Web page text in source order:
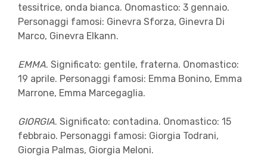
tessitrice, onda bianca. Onomastico: 3 gennaio.
Personaggi famosi: Ginevra Sforza, Ginevra Di
Marco, Ginevra Elkann.
EMMA. Significato: gentile, fraterna. Onomastico:
19 aprile. Personaggi famosi: Emma Bonino, Emma
Marrone, Emma Marcegaglia.
GIORGIA. Significato: contadina. Onomastico: 15
febbraio. Personaggi famosi: Giorgia Todrani,
Giorgia Palmas, Giorgia Meloni.